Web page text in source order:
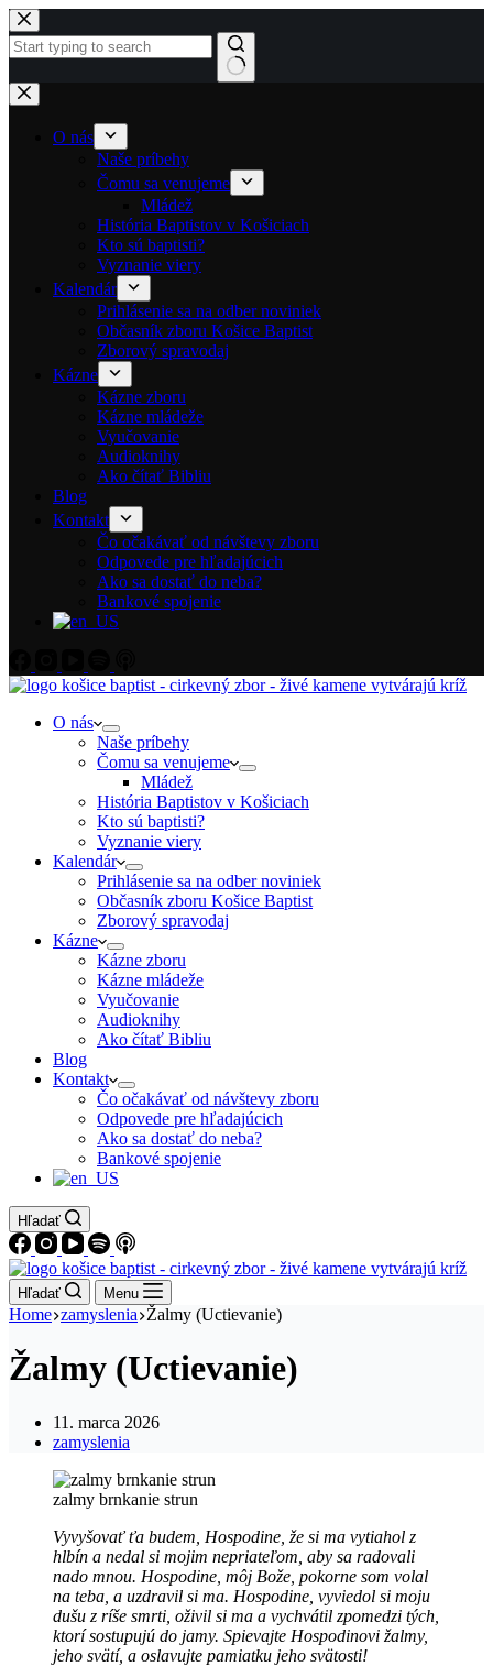
Skip to content
No results
O nás
Naše príbehy
Čomu sa venujeme
Mládež
História Baptistov v Košiciach
Kto sú baptisti?
Vyznanie viery
Kalendár
Prihlásenie sa na odber noviniek
Občasník zboru Košice Baptist
Zborový spravodaj
Kázne
Kázne zboru
Kázne mládeže
Vyučovanie
Audioknihy
Ako čítať Bibliu
Blog
Kontakt
Čo očakávať od návštevy zboru
Odpovede pre hľadajúcich
Ako sa dostať do neba?
Bankové spojenie
O nás
Naše príbehy
Čomu sa venujeme
Mládež
História Baptistov v Košiciach
Kto sú baptisti?
Vyznanie viery
Kalendár
Prihlásenie sa na odber noviniek
Občasník zboru Košice Baptist
Zborový spravodaj
Kázne
Kázne zboru
Kázne mládeže
Vyučovanie
Audioknihy
Ako čítať Bibliu
Blog
Kontakt
Čo očakávať od návštevy zboru
Odpovede pre hľadajúcich
Ako sa dostať do neba?
Bankové spojenie
Hľadať
Hľadať Menu
Home zamyslenia Žalmy (Uctievanie)
Žalmy (Uctievanie)
11. marca 2026
zamyslenia
zalmy brnkanie strun
Vyvyšovať ťa budem, Hospodine, že si ma vytiahol z
hlbín a nedal si mojim nepriateľom, aby sa radovali
nado mnou. Hospodine, môj Bože, pokorne som volal
na teba, a uzdravil si ma. Hospodine, vyviedol si moju
dušu z ríše smrti, oživil si ma a vychvátil zpomedzi tých,
ktorí sostupujú do jamy. Spievajte Hospodinovi žalmy,
jeho svätí, a oslavujte pamiatku jeho svätosti!